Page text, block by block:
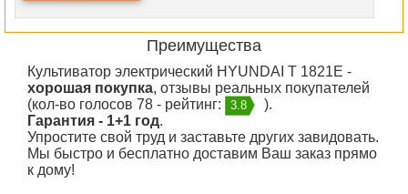
Преимущества
Культиватор электрический HYUNDAI T 1821E -
хорошая покупка, отзывы реальных покупателей
(кол-во голосов 78 - рейтинг:
3.8
).
Гарантия - 1+1 год.
Упростите свой труд и заставьте других завидовать.
Мы быстро и бесплатно доставим Ваш заказ прямо
к дому!